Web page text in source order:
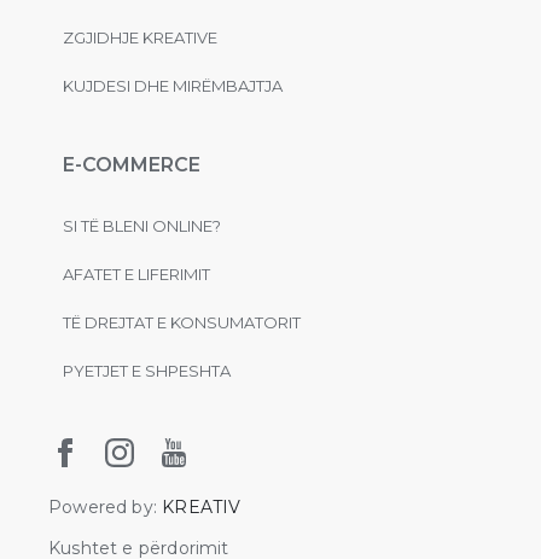
ZGJIDHJE KREATIVE
KUJDESI DHE MIRËMBAJTJA
E-COMMERCE
SI TË BLENI ONLINE?
AFATET E LIFERIMIT
TË DREJTAT E KONSUMATORIT
PYETJET E SHPESHTA
Powered by: KREATIV
Kushtet e përdorimit